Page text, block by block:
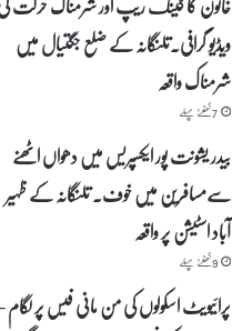
ویڈیو گرافی۔تلنگانہ کے ضلع جگتیال میں
شرمناک واقعہ
7 گھنٹے پہلے
بیدر یشونت پور ایکسپریس میں دھواں اٹھنے
سے‌مسافرین میں خوف۔ تلنگانہ کے ظہیر
آباد اسٹیشن پر واقعہ
9 گھنٹے پہلے
پرائیویٹ اسکولوں کی من مانی فیس پر